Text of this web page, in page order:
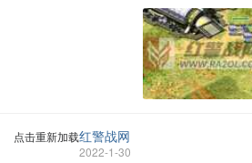
点击重新加载红警战网
2022-1-30